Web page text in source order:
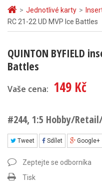
> Jednotlivé karty >
RC 21-22 UD MVP Ice Battles
QUINTON BYFIELD
Battles
Vaše cena: 149 Kč
#244, 1:5 Hobby/
Tweet Sdílet Google+
Zeptejte se odborníka
Tisk